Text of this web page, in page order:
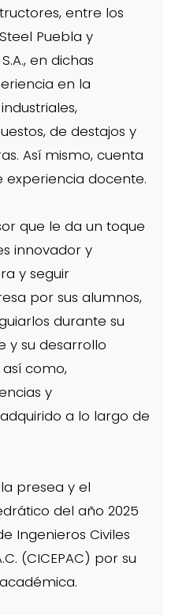
entre los
Puebla y
en dichas
en la
de destajos y
Así mismo, cuenta
experiencia docente.
que le da un toque
innovador y
y seguir
por sus alumnos,
durante su
y su desarrollo
como,
y
a lo largo de
presea y el
del año 2025
Ingenieros Civiles
(CICEPAC) por su